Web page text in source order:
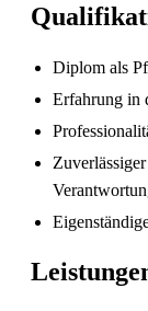
Diplom als
Erfahrung in